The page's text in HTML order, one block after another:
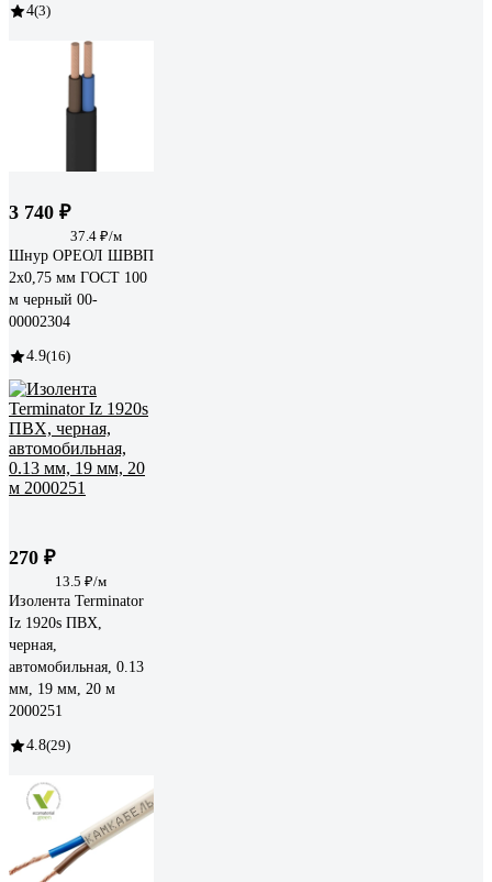
4(3)
3 740 ₽
37.4 ₽/м
Шнур ОРЕОЛ ШВВП
2х0,75 мм ГОСТ 100
м черный 00-
00002304
4.9(16)
270 ₽
13.5 ₽/м
Изолента Terminator
Iz 1920s ПВХ,
черная,
автомобильная, 0.13
мм, 19 мм, 20 м
2000251
4.8(29)